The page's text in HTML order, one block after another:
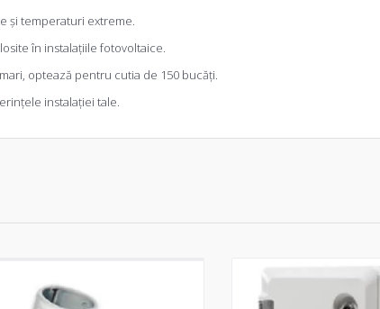
și temperaturi extreme.
în instalațiile fotovoltaice.
optează pentru cutia de 150 bucăți.
instalației tale.